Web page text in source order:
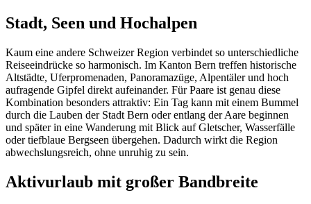
Stadt, Seen und Hochalpen
Kaum eine andere Schweizer Region verbindet so unterschiedliche
Reiseeindrücke so harmonisch. Im Kanton Bern treffen historische
Altstädte, Uferpromenaden, Panoramazüge, Alpentäler und hoch
aufragende Gipfel direkt aufeinander. Für Paare ist genau diese
Kombination besonders attraktiv: Ein Tag kann mit einem Bummel
durch die Lauben der Stadt Bern oder entlang der Aare beginnen
und später in eine Wanderung mit Blick auf Gletscher, Wasserfälle
oder tiefblaue Bergseen übergehen. Dadurch wirkt die Region
abwechslungsreich, ohne unruhig zu sein.
Aktivurlaub mit großer Bandbreite